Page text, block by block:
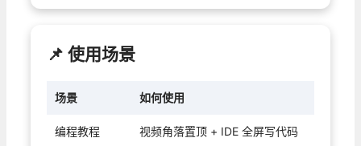
📌 使用场景
场景 如何使用
编程教程 视频角落置顶 + IDE 全屏写代码